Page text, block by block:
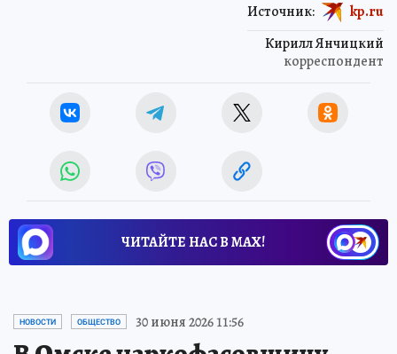
Кирилл Янчицкий
корреспондент
Источник: kp.ru
ЧИТАЙТЕ НАС В МАХ!
НОВОСТИ ОБЩЕСТВО 30 июня 2026 11:56